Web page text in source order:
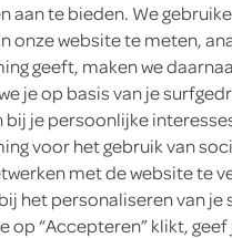
aan te bieden. We
onze website te meten,
geeft, maken we
je op basis van je
bij je persoonlijke
voor het gebruik van
met de website te
het personaliseren van
op “Accepteren” klikt,